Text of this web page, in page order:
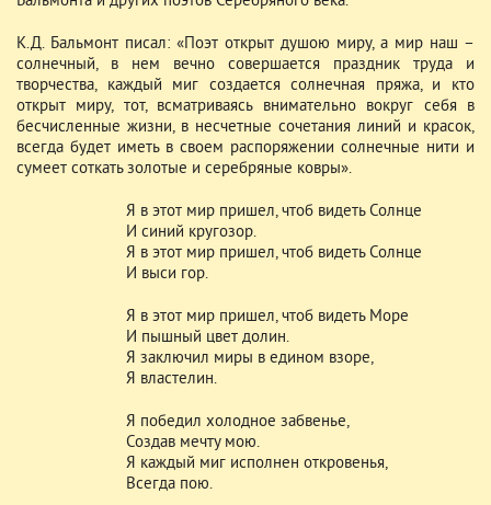
К.Д. Бальмонт писал: «Поэт открыт душою миру, а мир наш –
солнечный, в нем вечно совершается праздник труда и
творчества, каждый миг создается солнечная пряжа, и кто
открыт миру, тот, всматриваясь внимательно вокруг себя в
бесчисленные жизни, в несчетные сочетания линий и красок,
всегда будет иметь в своем распоряжении солнечные нити и
сумеет соткать золотые и серебряные ковры».
Я в этот мир пришел, чтоб видеть Солнце
И синий кругозор.
Я в этот мир пришел, чтоб видеть Солнце
И выси гор.
Я в этот мир пришел, чтоб видеть Море
И пышный цвет долин.
Я заключил миры в едином взоре,
Я властелин.
Я победил холодное забвенье,
Создав мечту мою.
Я каждый миг исполнен откровенья,
Всегда пою.